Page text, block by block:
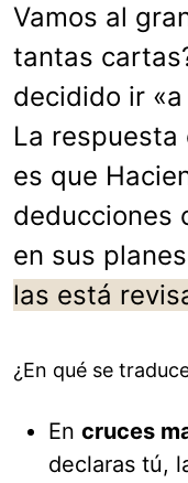
Vamos al
tantas
decidido ir
La respuesta
es que
deducciones
en sus
las está
¿En qué se
En cruces
declaras tú,